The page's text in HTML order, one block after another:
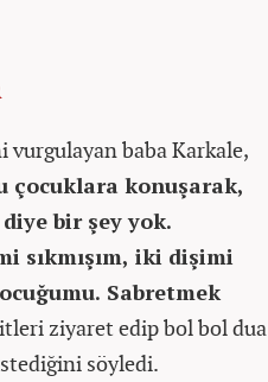
vurgulayan baba Karkale,
çocuklara konuşarak,
bir şey yok.
sıkmışım, iki dişimi
Sabretmek
ziyaret edip bol bol dua
söyledi.